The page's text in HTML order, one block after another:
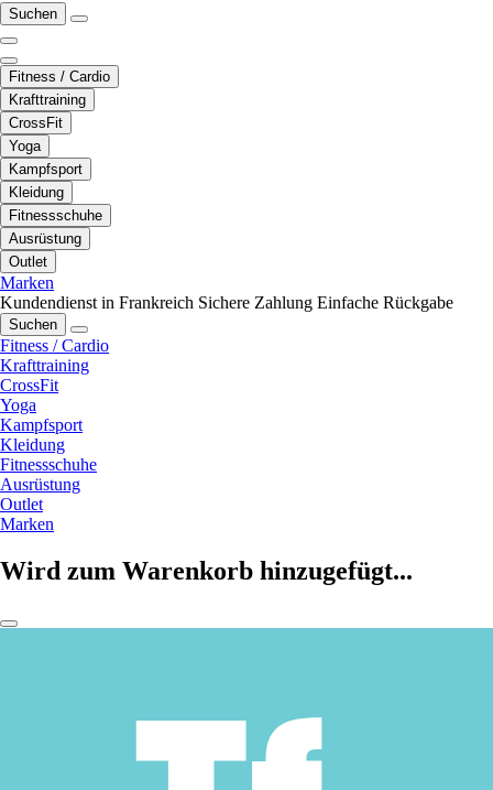
Suchen
Fitness / Cardio
Krafttraining
CrossFit
Yoga
Kampfsport
Kleidung
Fitnessschuhe
Ausrüstung
Outlet
Marken
Kundendienst in Frankreich Sichere Zahlung Einfache Rückgabe
Suchen
Fitness / Cardio
Krafttraining
CrossFit
Yoga
Kampfsport
Kleidung
Fitnessschuhe
Ausrüstung
Outlet
Marken
Wird zum Warenkorb hinzugefügt...